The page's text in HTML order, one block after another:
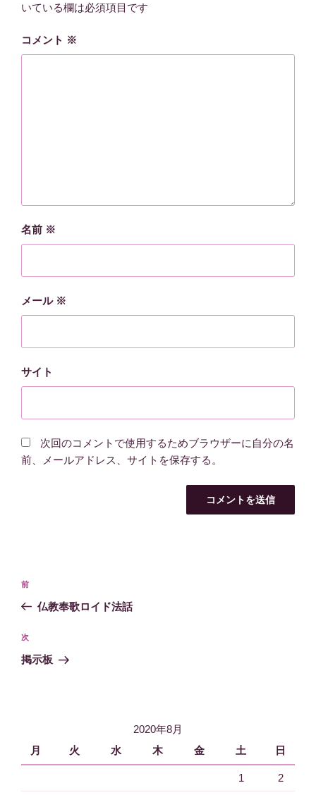
いている欄は必須項目です
コメント ※
名前 ※
メール ※
サイト
次回のコメントで使用するためブラウザーに自分の名
前、メールアドレス、サイトを保存する。
投
ビ
ゲ
過
去
投
稿
前
仏教奉歌ロイド法話
次
の
次
掲示板
2020年8月
月
火 水 木 金 土 日
1 2